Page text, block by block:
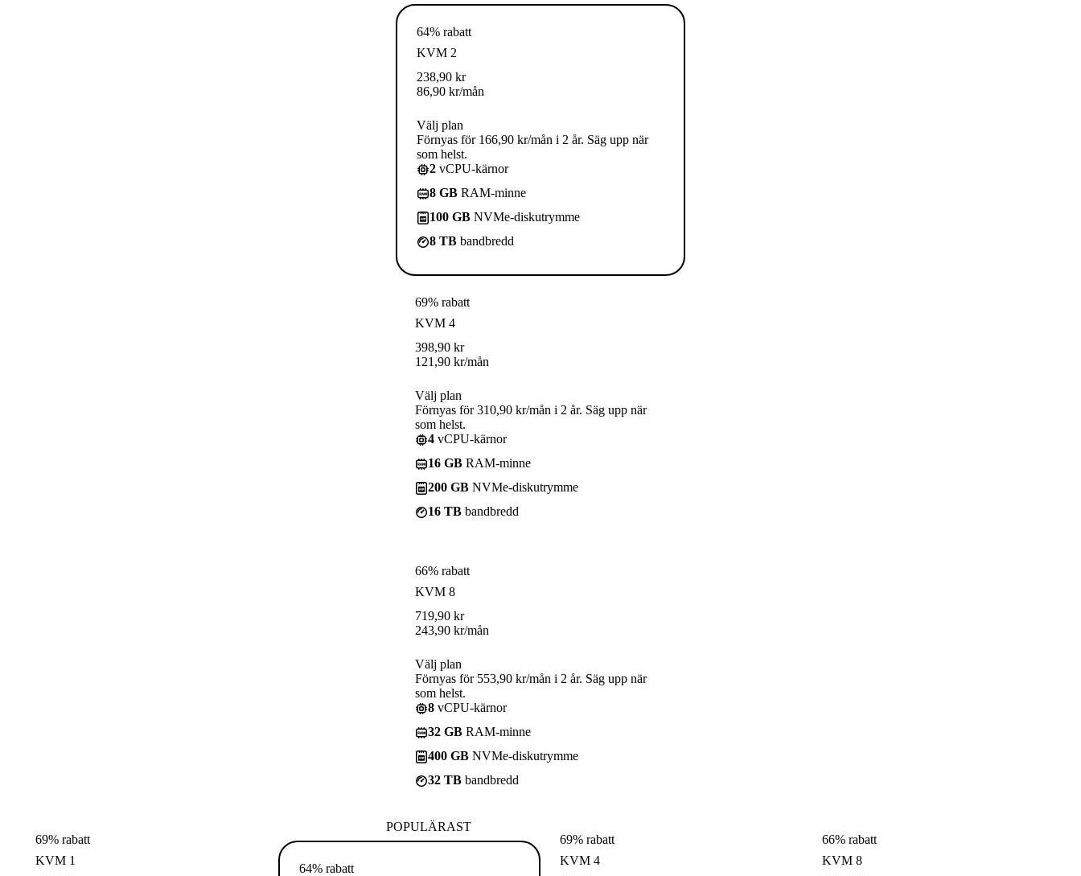
64% rabatt
KVM 2
238,90 kr
86,90 kr/mån
Välj plan
Förnyas för 166,90 kr/mån i 2 år. Säg upp när
som helst.
2 vCPU-kärnor
8 GB RAM-minne
100 GB NVMe-diskutrymme
8 TB bandbredd
69% rabatt
KVM 4
398,90 kr
121,90 kr/mån
Välj plan
Förnyas för 310,90 kr/mån i 2 år. Säg upp när
som helst.
4 vCPU-kärnor
16 GB RAM-minne
200 GB NVMe-diskutrymme
16 TB bandbredd
66% rabatt
KVM 8
719,90 kr
243,90 kr/mån
Välj plan
Förnyas för 553,90 kr/mån i 2 år. Säg upp när
som helst.
8 vCPU-kärnor
32 GB RAM-minne
400 GB NVMe-diskutrymme
32 TB bandbredd
69% rabatt
KVM 1
POPULÄRAST
64% rabatt
69% rabatt
KVM 4
66% rabatt
KVM 8